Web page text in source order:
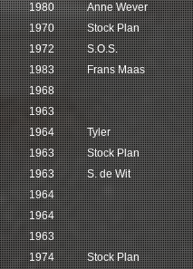
1980
Anne Wever
1970
Stock Plan
1972
S.O.S.
1983
Frans Maas
1968
1963
1964
Tyler
1963
Stock Plan
1963
S. de Wit
1964
1964
1963
1974
Stock Plan